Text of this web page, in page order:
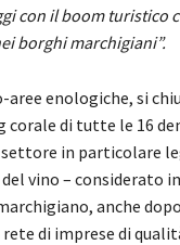
con il boom turistico
borghi marchigiani”.
enologiche, si
di tutte le 16
in particolare
vino – considerato
anche
di imprese di